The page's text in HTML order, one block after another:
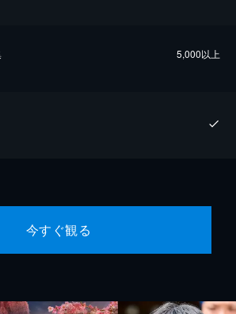
5,000以上
今すぐ観る